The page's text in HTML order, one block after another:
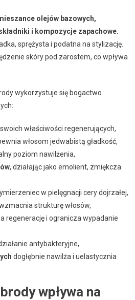
olejów bazowych,
i kompozycje zapachowe.
sprężysta i podatna na stylizację.
skóry pod zarostem, co wpływa
wykorzystuje się bogactwo
właściwości regenerujących,
włosom jedwabistą gładkość,
poziom nawilżenia,
, działając jako emolient, zmiękcza
w pielęgnacji cery dojrzałej,
strukturę włosów,
regenerację i ogranicza wypadanie
antybakteryjne,
dogłębnie nawilża i uelastycznia
wpływa na